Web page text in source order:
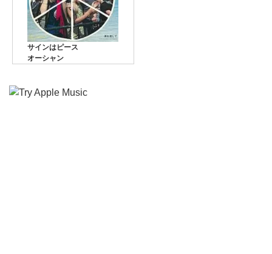
サインはピース
オーシャン